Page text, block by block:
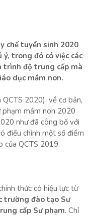
chế tuyển sinh 2020
trong đó có việc các
trình độ trung cấp mà
dục mầm non.
2020), về cơ bản,
mầm non 2020
như đã công bố với
điều chỉnh một số điểm
của QCTS 2019.
thức có hiệu lực từ
trường đào tạo Sư
cấp Sư phạm. Chỉ